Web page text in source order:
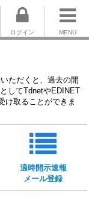
MENU
ログイン
いただくと、過去の開
してTdnetやEDINET
け取ることができま
適時開示速報
メール登録